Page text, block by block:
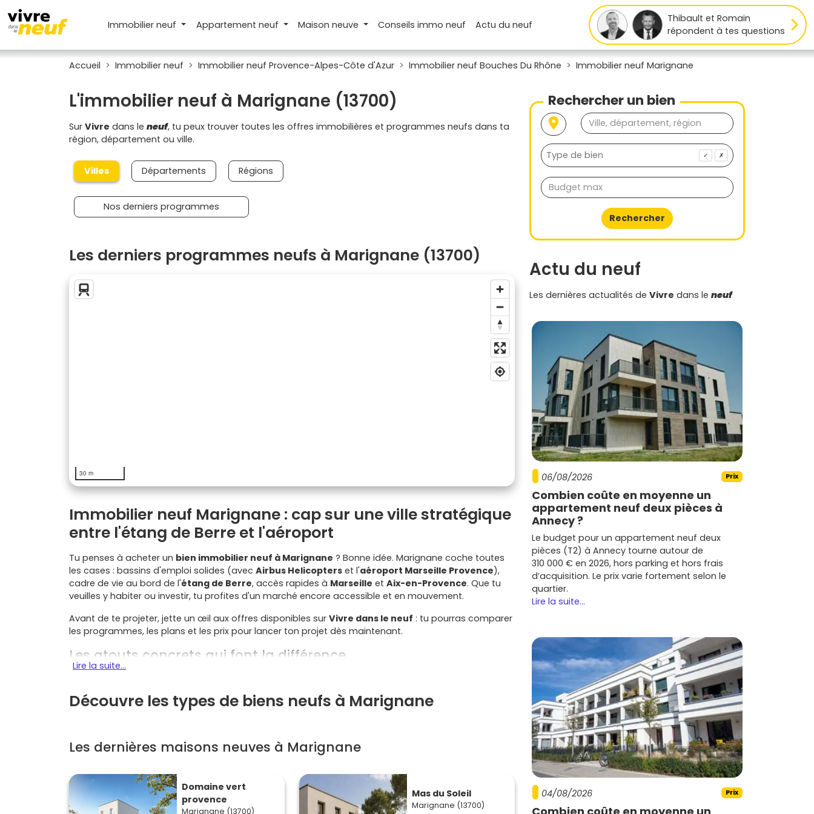
Immobilier neuf Appartement neuf Maison neuve Conseilsimmo neuf Actudu neuf
Thibault et Romain
répondent à tes questions
Accueil Immobilier neuf Immobilier neuf Provence-Alpes-Côte d'Azur Immobilier neuf Bouches Du Rhône Immobilier neuf Marignane
L'immobilier neuf à Marignane (13700)
Sur Vivre dans le neuf, tu peux trouver toutes les offres immobilières et programmes neufs dans ta
région, département ou ville.
Villes Départements Régions
Nos derniers programmes
Les derniers programmes neufs à Marignane (13700)
30 m
Immobilier neuf Marignane : cap sur une ville stratégique
entre l'étang de Berre et l'aéroport
Tu penses à acheter un bien immobilier neuf à Marignane ? Bonne idée. Marignane coche toutes
les cases : bassins d'emploi solides (avec Airbus Helicopters et l'aéroport Marseille Provence),
cadre de vie au bord de l'étang de Berre, accès rapides à Marseille et Aix-en-Provence. Que tu
veuilles y habiter ou investir, tu profites d'un marché encore accessible et en mouvement.
Avant de te projeter, jette un œil aux offres disponibles sur Vivre dans le neuf : tu pourras comparer
les programmes, les plans et les prix pour lancer ton projet dès maintenant.
Les atouts concrets qui font la différence
aéroport Marseille Provence
, sans oublier les zones logistiques et tertiaires voisines. Résultat :
unedemande locative soutenue, notamment pour lesT2etT3proches des axes et des transports.
la métropole. Si tu bosses sur Marseille, Aix ou Vitrolles, c'est ultra pratique.
centre, écoles et services… Le tout avec des résidences neuves aux normesRE2020
thermique et acoustique top.
Prix plus doux que Marseille: l'immobilier neuf à Marignane reste compétitif par rapport à
Lire la suite...
Découvre les types de biens neufs à Marignane
Les dernières maisons neuves à Marignane
Domaine vert
provence
Marignane (13700)
Mas du Soleil
Marignane (13700)
Rechercher un bien
✓ ✗
Rechercher
Actu du neuf
Les dernières actualités de Vivre dans le neuf
06/08/2026 Prix
Combien coûte en moyenne un
appartement neuf deux pièces à
Annecy ?
Le budget pour un appartement neuf deux
pièces (T2) à Annecy tourne autour de
310 000 € en 2026, hors parking et hors frais
d’acquisition. Le prix varie fortement selon le
quartier.
Lire la suite...
04/08/2026 Prix